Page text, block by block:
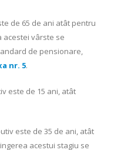
de 65 de ani atât pentru
acestei vârste se
de pensionare,
nr. 5.
este de 15 ani, atât
este de 35 de ani, atât
acestui stagiu se